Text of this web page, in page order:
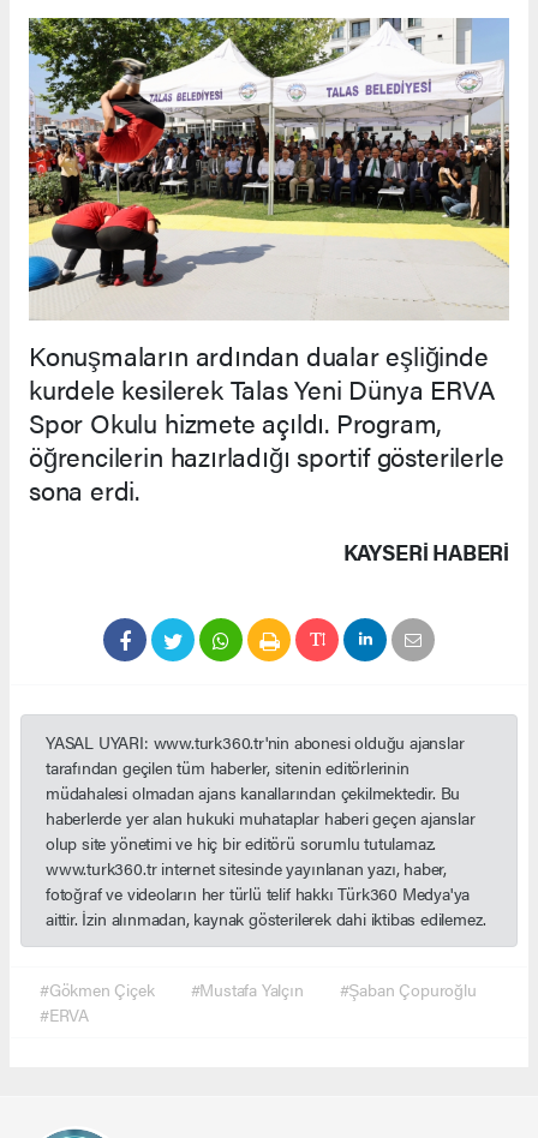
Konuşmaların ardından dualar eşliğinde
kurdele kesilerek Talas Yeni Dünya ERVA
Spor Okulu hizmete açıldı. Program,
öğrencilerin hazırladığı sportif gösterilerle
sona erdi.
KAYSERI HABERİ
YASAL UYARI: www.turk360.tr'nin abonesi olduğu ajanslar
tarafından geçilen tüm haberler, sitenin editörlerinin
müdahalesi olmadan ajans kanallarından çekilmektedir. Bu
haberlerde yer alan hukuki muhataplar haberi geçen ajanslar
olup site yönetimi ve hiç bir editörü sorumlu tutulamaz.
www.turk360.tr internet sitesinde yayınlanan yazı, haber,
fotoğraf ve videoların her türlü telif hakkı Türk360 Medya'ya
aittir. İzin alınmadan, kaynak gösterilerek dahi iktibas edilemez.
#Gökmen Çiçek #Mustafa Yalçın
#Şaban Çopuroğlu
#ERVA